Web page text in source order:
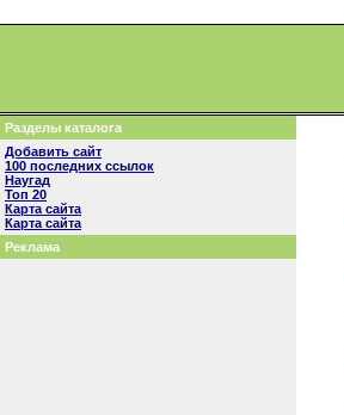
Разделы каталога
Добавить сайт
100 последних ссылок
Наугад
Топ 20
Карта сайта
Карта сайта
Реклама